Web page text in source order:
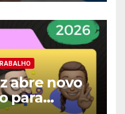
abre novo
para